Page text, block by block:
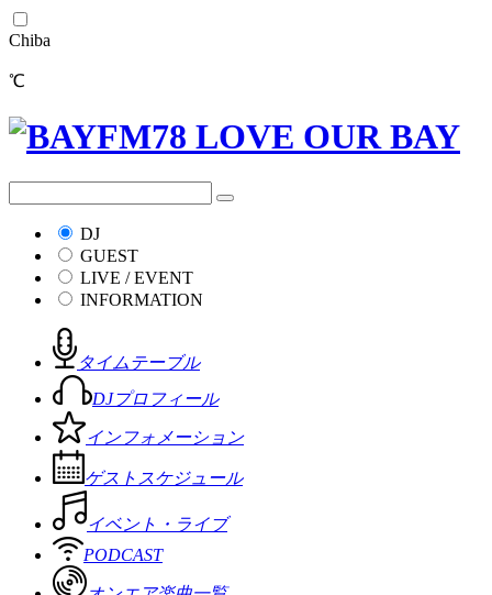
Chiba
℃
DJ
GUEST
LIVE / EVENT
INFORMATION
タイムテーブル
DJプロフィール
インフォメーション
ゲストスケジュール
イベント・ライブ
PODCAST